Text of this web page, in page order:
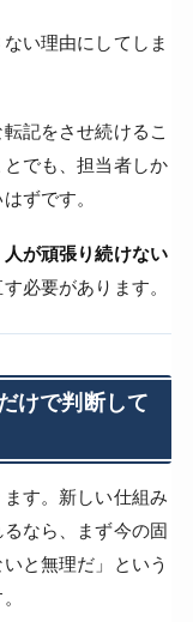
い理由にしてしま
記をさせ続けるこ
でも、担当者しか
ずです。
人が頑張り続けない
必要があります。
けで判断して
す。新しい仕組み
なら、まず今の固
と無理だ」という